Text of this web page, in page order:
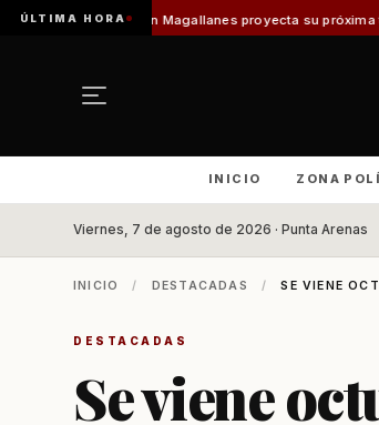
ÚLTIMA HORA
en Magallanes proyecta su próxima temporada
INICIO ZONA
Viernes, 7 de agosto de 2026 · Punta Arenas
INICIO / DESTACADAS / SE VIENE
DESTACADAS
Se viene